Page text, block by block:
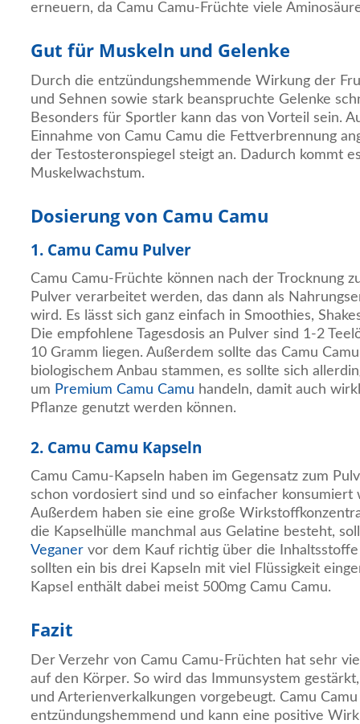
erneuern, da Camu Camu-Früchte viele
Gut für Muskeln und Gelenke
Durch die entzündungshemmende Wirkung der
und Sehnen sowie stark beanspruchte Gelenke
Besonders für Sportler kann das von Vorteil sein.
Einnahme von Camu Camu die Fettverbrennung
der Testosteronspiegel steigt an. Dadurch kommt
Muskelwachstum.
Dosierung von Camu Camu
1. Camu Camu Pulver
Camu Camu-Früchte können nach der Trocknung
Pulver verarbeitet werden, das dann als
wird. Es lässt sich ganz einfach in Smoothies,
Die empfohlene Tagesdosis an Pulver sind 1-2
10 Gramm liegen. Außerdem sollte das Camu
biologischem Anbau stammen, es sollte sich
um Premium Camu Camu handeln, damit auch
Pflanze genutzt werden können.
2. Camu Camu Kapseln
Camu Camu-Kapseln haben im Gegensatz zum
schon vordosiert sind und so einfacher konsumiert
Außerdem haben sie eine große
die Kapselhülle manchmal aus Gelatine besteht,
Veganer vor dem Kauf richtig über die
sollten ein bis drei Kapseln mit viel Flüssigkeit
Kapsel enthält dabei meist 500mg Camu Camu.
Fazit
Der Verzehr von Camu Camu-Früchten hat sehr
auf den Körper. So wird das Immunsystem
und Arterienverkalkungen vorgebeugt. Camu
entzündungshemmend und kann eine positive